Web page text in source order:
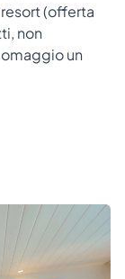
(offerta
non
un